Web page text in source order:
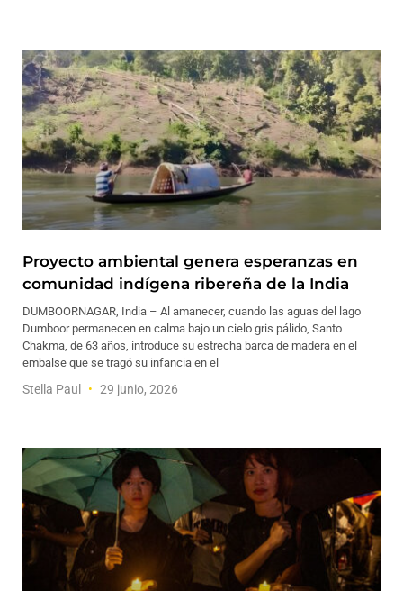
Proyecto ambiental genera esperanzas en
comunidad indígena ribereña de la India
DUMBOORNAGAR, India – Al amanecer, cuando las aguas del lago
Dumboor permanecen en calma bajo un cielo gris pálido, Santo
Chakma, de 63 años, introduce su estrecha barca de madera en el
embalse que se tragó su infancia en el
Stella Paul 29 junio, 2026